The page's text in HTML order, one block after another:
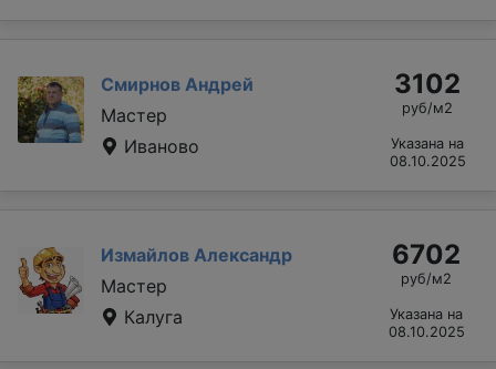
Смирнов Андрей
Мастер
Иваново
3102
руб/м2
Указана на
08.10.2025
Измайлов Александр
Мастер
Калуга
6702
руб/м2
Указана на
08.10.2025